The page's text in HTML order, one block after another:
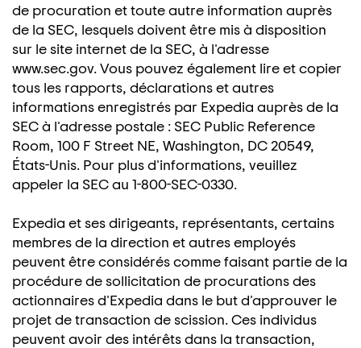
de procuration et toute autre information auprès
de la SEC, lesquels doivent être mis à disposition
sur le site internet de la SEC, à l'adresse
www.sec.gov. Vous pouvez également lire et copier
tous les rapports, déclarations et autres
informations enregistrés par Expedia auprès de la
SEC à l'adresse postale : SEC Public Reference
Room, 100 F Street NE, Washington, DC 20549,
États-Unis. Pour plus d'informations, veuillez
appeler la SEC au 1-800-SEC-0330.
Expedia et ses dirigeants, représentants, certains
membres de la direction et autres employés
peuvent être considérés comme faisant partie de la
procédure de sollicitation de procurations des
actionnaires d'Expedia dans le but d'approuver le
projet de transaction de scission. Ces individus
peuvent avoir des intérêts dans la transaction,